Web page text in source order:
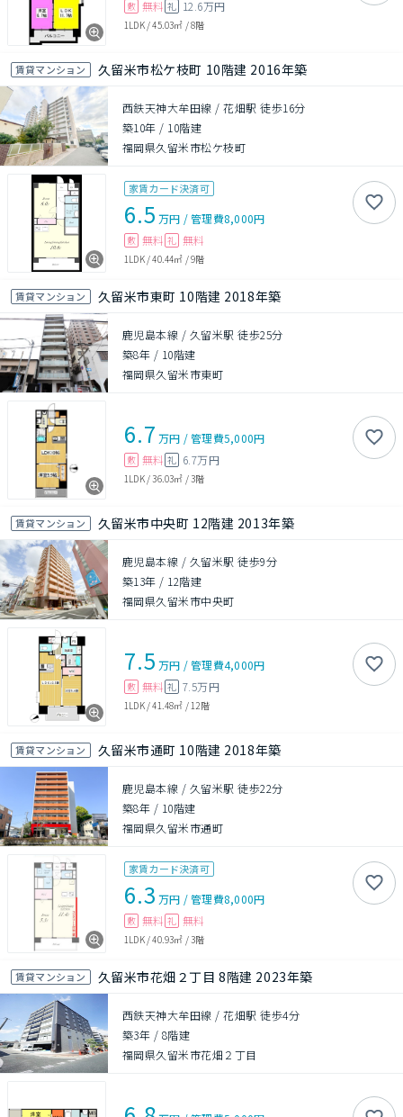
敷 無料 礼 12.6万円
1LDK/45.03㎡ /8階
賃貸マンション 久留米市松ケ枝町 10階建 2016年築
西鉄天神大牟田線 / 花畑駅 徒歩16分
築10年 / 10階建
福岡県久留米市松ケ枝町
家賃カード決済可
6.5 万円 /管理費8,000円
敷 無料 礼 無料
1LDK/40.44㎡ /9階
賃貸マンション 久留米市東町 10階建 2018年築
鹿児島本線 / 久留米駅 徒歩25分
築8年 / 10階建
福岡県久留米市東町
6.7 万円 /管理費5,000円
敷 無料 礼 6.7万円
1LDK/36.03㎡ /3階
賃貸マンション 久留米市中央町 12階建 2013年築
鹿児島本線 / 久留米駅 徒歩9分
築13年 / 12階建
福岡県久留米市中央町
7.5 万円 /管理費4,000円
敷 無料 礼 7.5万円
1LDK/41.48㎡ / 12階
賃貸マンション 久留米市通町 10階建 2018年築
鹿児島本線 / 久留米駅 徒歩22分
築8年 / 10階建
福岡県久留米市通町
家賃カード決済可
6.3 万円 /管理費8,000円
敷 無料 礼 無料
1LDK/40.93㎡ /3階
賃貸マンション 久留米市花畑２丁目 8階建 2023年築
西鉄天神大牟田線 / 花畑駅 徒歩4分
築3年 / 8階建
福岡県久留米市花畑２丁目